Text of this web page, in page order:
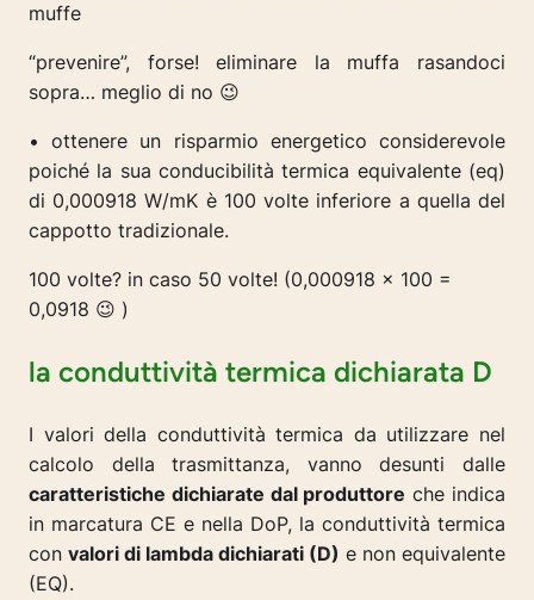
muffe
“prevenire”, forse! eliminare la muffa rasandoci
sopra… meglio di no 😉
• ottenere un risparmio energetico considerevole
poiché la sua conducibilità termica equivalente (eq)
di 0,000918 W/mK è 100 volte inferiore a quella del
cappotto tradizionale.
100 volte? in caso 50 volte! (0,000918 x 100 =
0,0918 😉 )
la conduttività termica dichiarata D
I valori della conduttività termica da utilizzare nel
calcolo della trasmittanza, vanno desunti dalle
caratteristiche dichiarate dal produttore che indica
in marcatura CE e nella DoP, la conduttività termica
con valori di lambda dichiarati (D) e non equivalente
(EQ).